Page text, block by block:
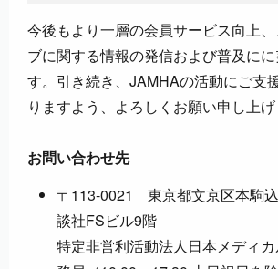
今後もより一層の会員サービス向上
ブに関する情報の発信および普及に
す。引き続き、JAMHAの活動にご支
りますよう、よろしくお願い申し上げ
お問い合わせ先
〒113-0021 東京都文京区本駒
談社FSビル9階
特定非営利活動法人日本メディ